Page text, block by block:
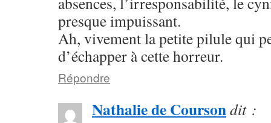
presque impuissant.
Ah, vivement la petite pilule qui
d’échapper à cette horreur.
Répondre
Nathalie de Coursondit :